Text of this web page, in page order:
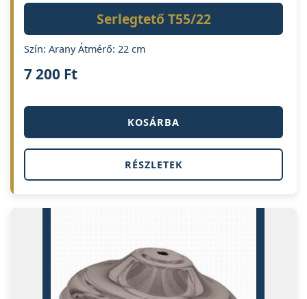
Serlegtető T55/22
Szín: Arany Átmérő: 22 cm
7 200 Ft
KOSÁRBA
RÉSZLETEK